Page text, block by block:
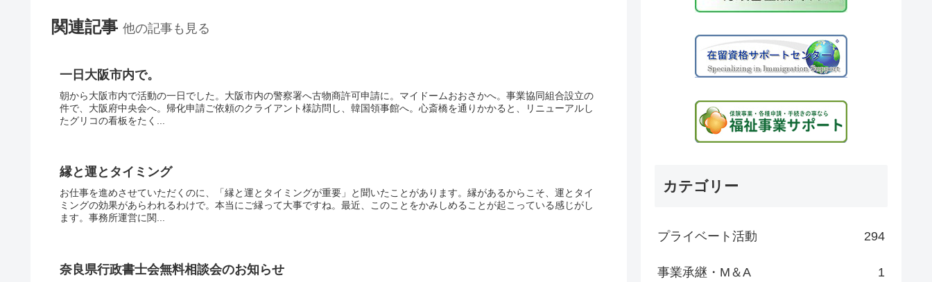
関連記事 他の記事も見る
一日大阪市内で。
朝から大阪市内で活動の一日でした。大阪市内の警察署へ古物商許可申請に。マイドームおおさかへ。事業協同組合設立の
件で、大阪府中央会へ。帰化申請ご依頼のクライアント様訪問し、韓国領事館へ。心斎橋を通りかかると、リニューアルし
たグリコの看板をたく...
縁と運とタイミング
お仕事を進めさせていただくのに、「縁と運とタイミングが重要」と聞いたことがあります。縁があるからこそ、運とタイ
ミングの効果があらわれるわけで。本当にご縁って大事ですね。最近、このことをかみしめることが起こっている感じがし
ます。事務所運営に関...
奈良県行政書士会無料相談会のお知らせ
カテゴリー
プライベート活動 294
事業承継・M＆A 1